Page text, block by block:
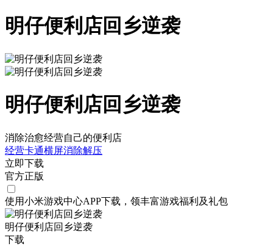
明仔便利店回乡逆袭
明仔便利店回乡逆袭
消除治愈经营自己的便利店
经营卡通横屏消除解压
立即下载
官方正版
使用小米游戏中心APP下载 ，领丰富游戏福利 及礼包
明仔便利店回乡逆袭
下载